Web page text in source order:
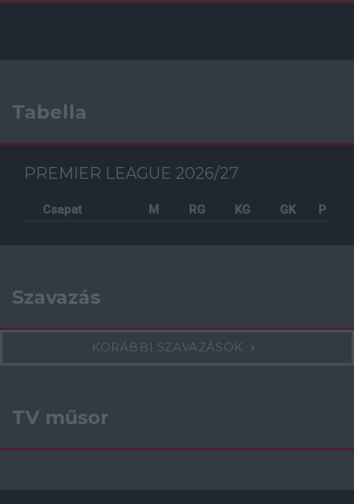
Tabella
PREMIER LEAGUE 2026/27
Csapat M RG KG GK P
Szavazás
KORÁBBI SZAVAZÁSOK
TV műsor